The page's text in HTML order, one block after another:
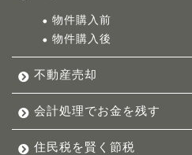
物件購入前
物件購入後
不動産売却
会計処理でお金を残す
住民税を賢く節税